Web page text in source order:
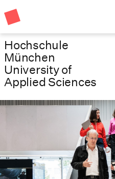
Hochschule
München
University of
Applied Sciences